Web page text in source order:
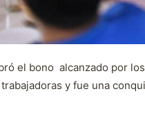
el bono alcanzado por
y fue una